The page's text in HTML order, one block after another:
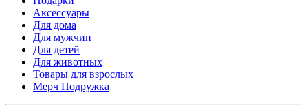
Аксессуары
Для дома
Для мужчин
Для детей
Для животных
Товары для взрослых
Мерч Подружка